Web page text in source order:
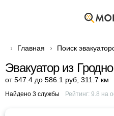
Главная Поиск
Эвакуатор из
от 547.4 до 586.1 руб 311.7 км
Найдено 3 службы Рейтинг: 9.8 на